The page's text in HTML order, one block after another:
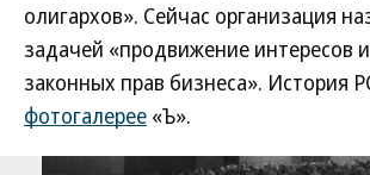
олигархов». Сейчас организация
задачей «продвижение интересов
законных прав бизнеса». История
фотогалерее «Ъ».